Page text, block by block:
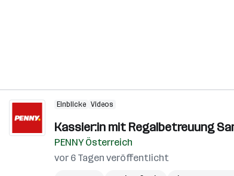
Einblicke Videos
Kassier:in mit Regalbetreuung
PENNY Österreich
vor 6 Tagen veröffentlicht